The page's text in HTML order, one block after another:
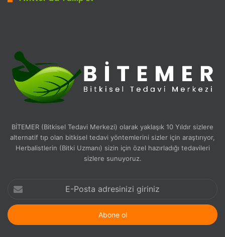
BİTEMER (Bitkisel Tedavi Merkezi) olarak yaklaşık 10 Yıldır sizlere
alternatif tıp olan bitkisel tedavi yöntemlerini sizler için araştırıyor,
Herbalistlerin (Bitki Uzmanı) sizin için özel hazırladığı tedavileri
sizlere sunuyoruz.
Posta
adresinizi
giriniz